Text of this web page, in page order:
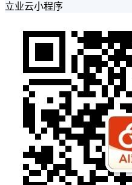
立业云小程序